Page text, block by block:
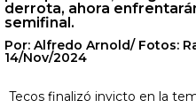
derrota, ahora
semifinal.
Por: Alfredo Arnold/ Fotos:
14/Nov/2024
Tecos finalizó invicto en la